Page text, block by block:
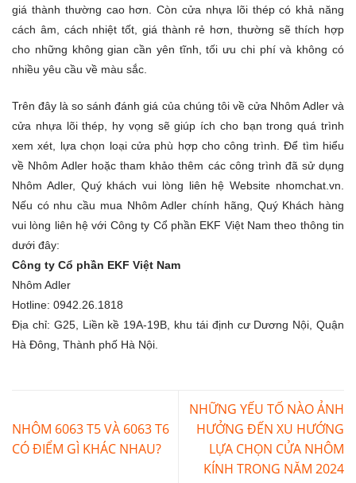
giá thành thường cao hơn. Còn cửa nhựa lõi thép có khả năng
cách âm, cách nhiệt tốt, giá thành rẻ hơn, thường sẽ thích hợp
cho những không gian cần yên tĩnh, tối ưu chi phí và không có
nhiều yêu cầu về màu sắc.
Trên đây là so sánh đánh giá của chúng tôi về cửa Nhôm Adler và
cửa nhựa lõi thép, hy vọng sẽ giúp ích cho bạn trong quá trình
xem xét, lựa chọn loại cửa phù hợp cho công trình. Để tìm hiểu
về Nhôm Adler hoặc tham khảo thêm các công trình đã sử dụng
Nhôm Adler, Quý khách vui lòng liên hệ Website nhomchat.vn.
Nếu có nhu cầu mua Nhôm Adler chính hãng, Quý Khách hàng
vui lòng liên hệ với Công ty Cổ phần EKF Việt Nam theo thông tin
dưới đây:
Công ty Cổ phần EKF Việt Nam
Nhôm Adler
Hotline: 0942.26.1818
Địa chỉ: G25, Liền kề 19A-19B, khu tái định cư Dương Nội, Quận
Hà Đông, Thành phố Hà Nội.
NHÔM 6063 T5 VÀ 6063 T6
CÓ ĐIỂM GÌ KHÁC NHAU?
NHỮNG YẾU TỐ NÀO ẢNH
HƯỞNG ĐẾN XU HƯỚNG
LỰA CHỌN CỬA NHÔM
KÍNH TRONG NĂM 2024